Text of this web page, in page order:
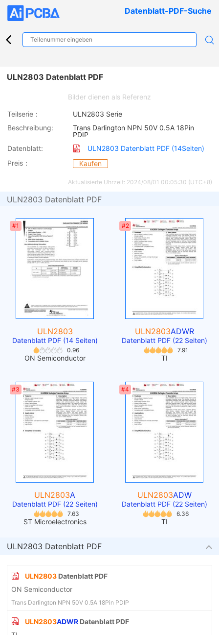
Datenblatt-PDF-Suche
ULN2803 Datenblatt PDF
Bilder dienen als Referenz
Teilserie：
ULN2803 Serie
Beschreibung:
Trans Darlington NPN 50V 0.5A 18Pin
PDIP
Datenblatt:
ULN2803 Datenblatt PDF (14Seiten)
Preis：
Kaufen
Aktualisierte Uhrzeit: 2024/08/01 00:05:30 (UTC+8)
ULN2803 Datenblatt PDF
#1
ULN2803
Datenblatt PDF (14 Seiten)
0.96
ON Semiconductor
#2
ULN2803ADWR
Datenblatt PDF (22 Seiten)
7.91
TI
#3
ULN2803A
Datenblatt PDF (22 Seiten)
7.63
ST Microelectronics
#4
ULN2803ADW
Datenblatt PDF (22 Seiten)
6.36
TI
ULN2803 Datenblatt PDF
ULN2803 Datenblatt PDF
ON Semiconductor
Trans Darlington NPN 50V 0.5A 18Pin PDIP
ULN2803ADWR Datenblatt PDF